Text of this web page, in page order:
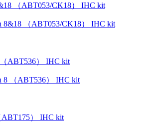
（ABT053/CK18） IHC kit
ABT536） IHC kit
ABT175） IHC kit